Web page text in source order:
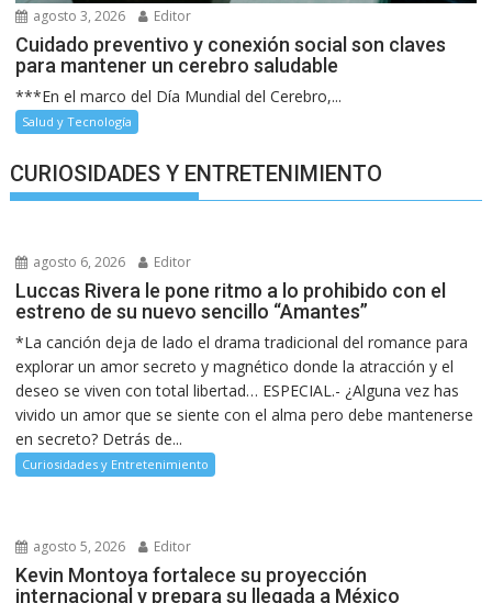
agosto 3, 2026 Editor
Cuidado preventivo y conexión social son claves
para mantener un cerebro saludable
***En el marco del Día Mundial del Cerebro,...
Salud y Tecnología
CURIOSIDADES Y ENTRETENIMIENTO
agosto 6, 2026 Editor
Luccas Rivera le pone ritmo a lo prohibido con el
estreno de su nuevo sencillo “Amantes”
*La canción deja de lado el drama tradicional del romance para
explorar un amor secreto y magnético donde la atracción y el
deseo se viven con total libertad… ESPECIAL.- ¿Alguna vez has
vivido un amor que se siente con el alma pero debe mantenerse
en secreto? Detrás de...
Curiosidades y Entretenimiento
agosto 5, 2026 Editor
Kevin Montoya fortalece su proyección
internacional y prepara su llegada a México